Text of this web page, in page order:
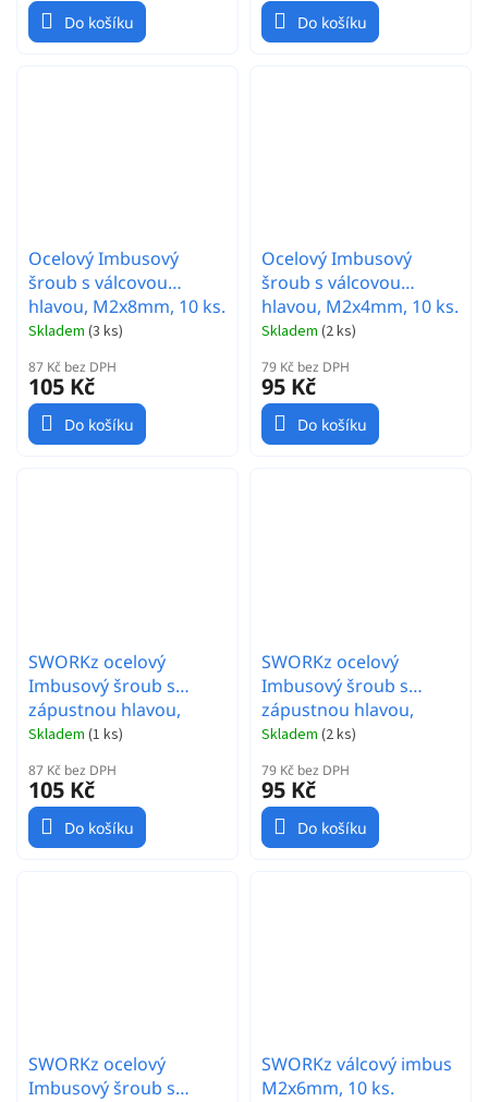
Do košíku Do košíku
Ocelový Imbusový
šroub s válcovou
hlavou, M2x8mm, 10 ks.
Skladem (3 ks)
87 Kč bez DPH
105 Kč
Do košíku
Ocelový Imbusový
šroub s válcovou
hlavou, M2x4mm, 10 ks.
Skladem (2 ks)
79 Kč bez DPH
95 Kč
Do košíku
SWORKz ocelový
Imbusový šroub s
zápustnou hlavou,
M2x4,6mm, 10 ks.
Skladem (1 ks)
87 Kč bez DPH
105 Kč
Do košíku
SWORKz ocelový
Imbusový šroub s
zápustnou hlavou,
M2x4mm, 10 ks.
Skladem (2 ks)
79 Kč bez DPH
95 Kč
Do košíku
SWORKz ocelový
Imbusový šroub s
SWORKz válcový imbus
M2x6mm, 10 ks.